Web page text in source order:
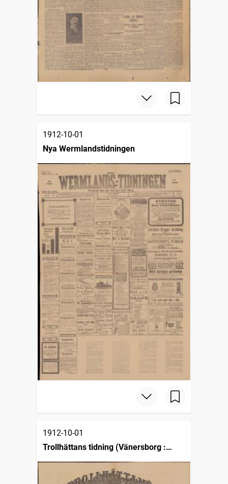
1912-10-01
Nya Wermlandstidningen
1912-10-01
Trollhättans tidning (Vänersborg :
1903)